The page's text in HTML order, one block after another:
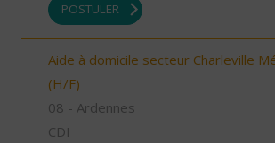
POSTULER
Aide à domicile secteur Charleville
(H/F)
08 - Ardennes
CDI